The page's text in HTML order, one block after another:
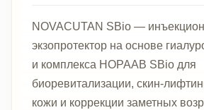
NOVACUTAN SBio —
экзопротектор на основе
и комплекса HOPAAB SBio для
биоревитализации, скин-
кожи и коррекции заметных